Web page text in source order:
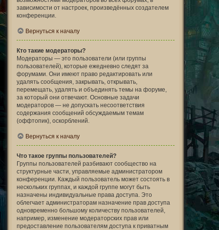
зависимости от настроек, произведённых создателем
конференции.
Вернуться к началу
Кто такие модераторы?
Модераторы — это пользователи (или группы
пользователей), которые ежедневно следят за
форумами. Они имеют право редактировать или
удалять сообщения, закрывать, открывать,
перемещать, удалять и объединять темы на форуме,
за который они отвечают. Основные задачи
модераторов — не допускать несоответствия
содержания сообщений обсуждаемым темам
(оффтопик), оскорблений.
Вернуться к началу
Что такое группы пользователей?
Группы пользователей разбивают сообщество на
структурные части, управляемые администратором
конференции. Каждый пользователь может состоять в
нескольких группах, и каждой группе могут быть
назначены индивидуальные права доступа. Это
облегчает администраторам назначение прав доступа
одновременно большому количеству пользователей,
например, изменение модераторских прав или
предоставление пользователям доступа к приватным